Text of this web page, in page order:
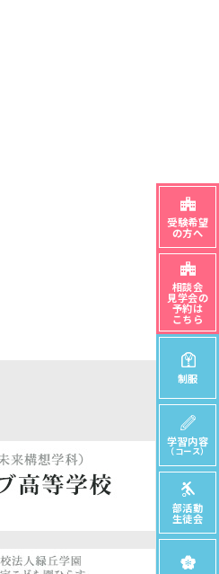
受験希望
の方へ
相談会
見学会の
予約は
こちら
制服
学習内容
（コース）
部活動
生徒会